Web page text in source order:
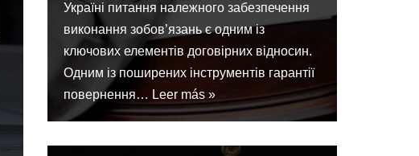
Україні питання належного забезпечення
виконання зобов’язань є одним із
ключових елементів договірних відносин.
Одним із поширених інструментів гарантії
повернення… Leer más »